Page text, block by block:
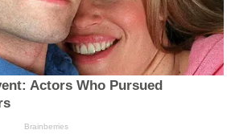
Actors Who Pursued
Brainberries